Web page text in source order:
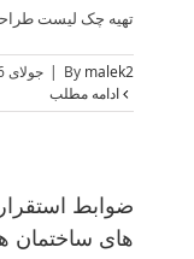
تهیه چک لیست طراحی
By malek2
| جولای 10th, 2026
ادامه مطلب
ضوابط
های ساختمان